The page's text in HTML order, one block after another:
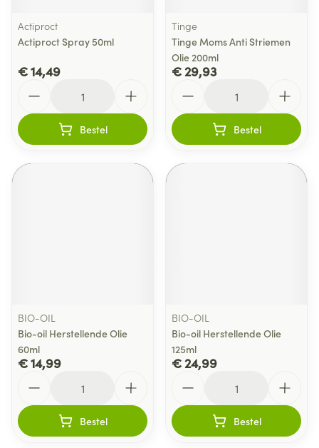
Actiproct
Actiproct Spray 50ml
€ 14,49
Bestel
Tinge
Tinge Moms Anti Striemen
Olie 200ml
€ 29,93
Bestel
BIO-OIL
Bio-oil Herstellende Olie
60ml
€ 14,99
Bestel
BIO-OIL
Bio-oil Herstellende Olie
125ml
€ 24,99
Bestel